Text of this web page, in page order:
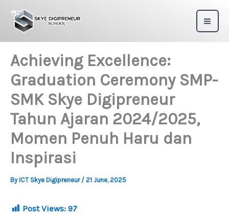
content
Achieving Excellence:
Graduation Ceremony SMP-
SMK Skye Digipreneur
Tahun Ajaran 2024/2025,
Momen Penuh Haru dan
Inspirasi
By ICT Skye Digipreneur / 21 June, 2025
Post Views: 97